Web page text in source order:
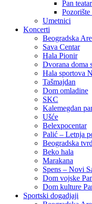
Pan teatar
Umetnici
Koncerti
Beogradska
Sava Centar
Hala Pionir
Dvorana doma
Hala sportova
Tašmajdan
Dom omladine
SKC
Kalemegdan
Ušće
Belexpocentar
Palić – Letnja
Beogradska
Beko hala
Marakana
Spens – Novi
Dom vojske
Dom kulture
Sportski dogadjaji